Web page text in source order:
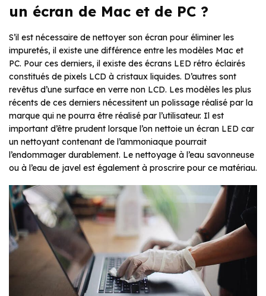
un écran de Mac et de PC ?
S’il est nécessaire de nettoyer son écran pour éliminer les
impuretés, il existe une différence entre les modèles Mac et
PC. Pour ces derniers, il existe des écrans LED rétro éclairés
constitués de pixels LCD à cristaux liquides. D’autres sont
revêtus d’une surface en verre non LCD. Les modèles les plus
récents de ces derniers nécessitent un polissage réalisé par la
marque qui ne pourra être réalisé par l’utilisateur. Il est
important d’être prudent lorsque l’on nettoie un écran LED car
un nettoyant contenant de l’ammoniaque pourrait
l’endommager durablement. Le nettoyage à l’eau savonneuse
ou à l’eau de javel est également à proscrire pour ce matériau.